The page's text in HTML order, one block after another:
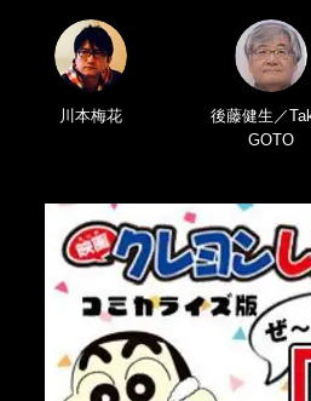
川本梅花
後藤健生／
GOTO